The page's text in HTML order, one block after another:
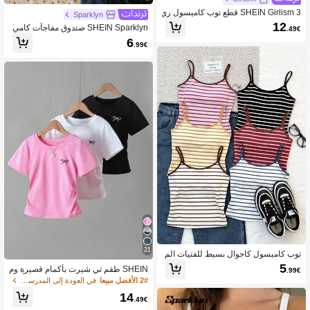
SHEIN Girlism 3 قطع توب كاميسول ري
اضي كاجوال مناسب للفتيات المراهقات
12.49€
توب كاميسول كاجوال بسيط للفتيات الم
راهقات، مخطط باللونين الوردي والبني،
صيفي
5.99€
Sparklyn
SHEIN Sparklyn صندوق مفاجآت كامي
سول تانك توب للبنات المراهقات 3 في
1، قطعة واحدة مختارة عشوائياً من 3 قط
6.99€
21
SHEIN طقم تي شيرت بأكمام قصيرة وم
طوي مزين بطباعة الفيونكة للفتيات بألوا
2# الأفضل مبيعا
14.49€